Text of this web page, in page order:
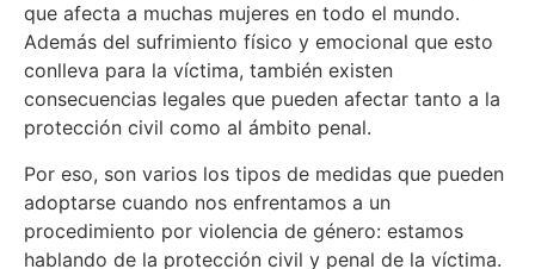
que afecta a muchas mujeres en todo el mundo.
Además del sufrimiento físico y emocional que esto
conlleva para la víctima, también existen
consecuencias legales que pueden afectar tanto a la
protección civil como al ámbito penal.
Por eso, son varios los tipos de medidas que pueden
adoptarse cuando nos enfrentamos a un
procedimiento por violencia de género: estamos
hablando de la protección civil y penal de la víctima.